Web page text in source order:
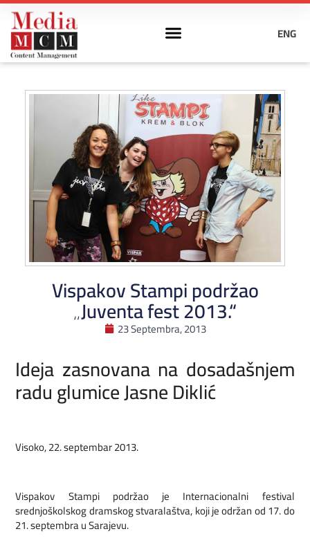
ENG
Vispakov Stampi podržao
„Juventa fest 2013.“
23 Septembra, 2013
Ideja zasnovana na dosadašnjem
radu glumice Jasne Diklić
Visoko, 22. septembar 2013.
Vispakov Stampi podržao je Internacionalni festival
srednjoškolskog dramskog stvaralaštva, koji je održan od 17. do
21. septembra u Sarajevu.